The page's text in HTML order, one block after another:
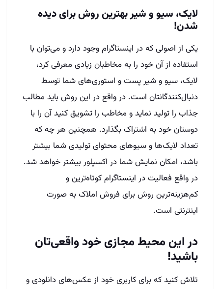
لایک، سیو و شیر بهترین روش برای دیده
شدن!
یکی از اصولی که در اینستاگرام وجود دارد و می‌توان با
استفاده از آن خود را به مخاطبان زیادی معرفی کرد،
لایک، سیو و شیر پست و استوری‌های شما توسط
دنبال‌کنندگانتان است. در واقع در این روش باید مطالب
جذاب را تولید نماید و مخاطب را تشویق کنید آن را با
دوستان خود به اشتراک بگذارد. همچنین هر چه که
تعداد لایک‌ها و سیوهای محتوای تولیدی شما بیشتر
باشد، امکان نمایش شما در اکسپلور بیشتر خواهد شد.
در واقع فعالیت در اینستاگرام کوتاه‌ترین و
کم‌هزینه‌ترین روش برای فروش املاک به صورت
اینترنتی است.
در این محیط مجازی خود واقعی‌تان
باشید!
تلاش کنید که برای کاربری خود از عکس‌های دانلودی و